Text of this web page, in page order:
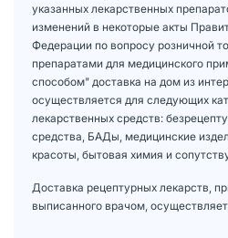
указанных лекарственных
изменений в некоторые акты
Федерации по вопросу розничной
препаратами для медицинского
способом" доставка на дом из
осуществляется для следующих
лекарственных средств:
средства, БАДы, медицинские
красоты, бытовая химия и
Доставка рецептурных лекарств,
выписанного врачом,